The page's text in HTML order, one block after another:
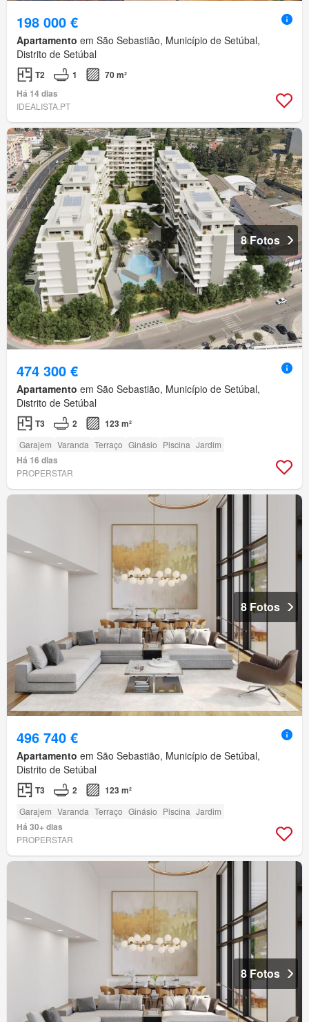
198 000 €
Apartamento em São Sebastião, Município de Setúbal,
Distrito de Setúbal
T2 1
70 m²
Há 14 dias
IDEALISTA.PT
8 Fotos
474 300 €
Apartamento em São Sebastião, Município de Setúbal,
Distrito de Setúbal
T3 2 123 m²
Garajem Varanda Terraço Ginásio Piscina Jardim
Há 16 dias
PROPERSTAR
8 Fotos
496 740 €
Apartamento em São Sebastião, Município de Setúbal,
Distrito de Setúbal
T3 2 123 m²
Garajem Varanda Terraço Ginásio Piscina Jardim
Há 30+ dias
PROPERSTAR
8 Fotos